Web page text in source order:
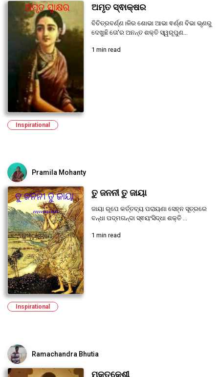
ଅମୃତ ସ୍ଵାକ୍ଷର
ବିଚିତ୍ରବର୍ଣ୍ଣ।ଳିର ଶୋଭା ଆଭା ଵର୍ଣ୍ଣ ବିଭା ଭୃଣରୁ
ଦେଖୁଛି ତୋ'ର ଅନନ୍ତ ଶକ୍ତି ସ୍ୱରୂପୁଣ...
1 min read
Inspirational
Pramila Mohanty
ତୁ ଜନନୀ ତୁ ଜାୟା
ଜାୟା ରୂପେ କର୍ତ୍ତବ୍ୟ ପରାୟଣା ସେହ୍ନ ସୂତ୍ରରେ
ବନ୍ଧା ପଦ୍ମଗନ୍ଦା ସ୍ଵୟଂସିଦ୍ଧା ଶକ୍ତି ...
1 min read
Inspirational
Ramachandra Bhutia
ମୁକ୍ତକେଶୀ